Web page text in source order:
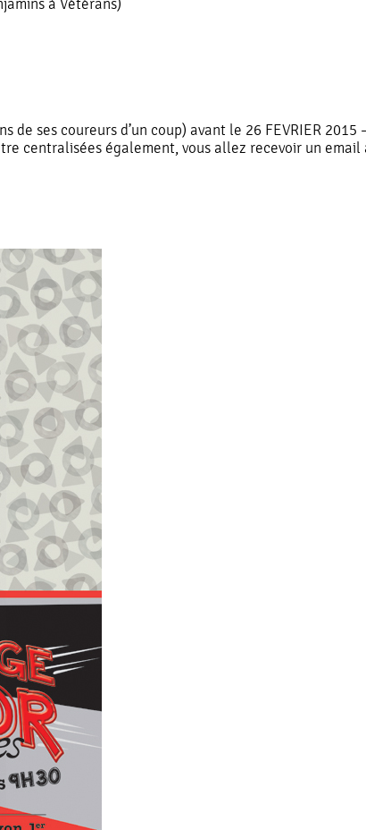
à Vétérans)
ses coureurs d’un coup) avant le 26 FEVRIER 2015
centralisées également, vous allez recevoir un